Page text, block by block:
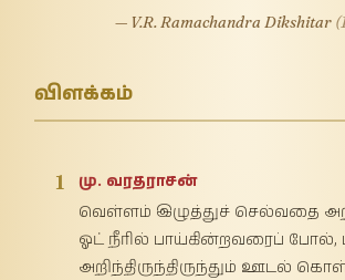
— V.R. Ramachandra Dikshitar
விளக்கம்
1
மு. வரதராசன்
வெள்ளம் இழுத்துச் செல்வதை
ஓட் நீரில் பாய்கின்றவரைப்
அறிந்திருந்திருந்தும் ஊடல்